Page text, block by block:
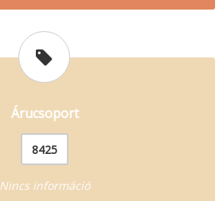
Árucsoport
8425
Nincs információ